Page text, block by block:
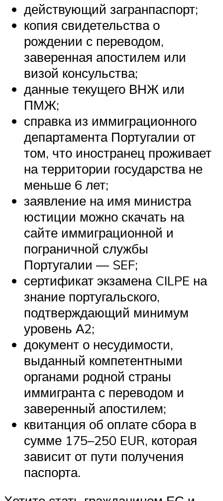
действующий загранпаспорт;
копия свидетельства о
рождении с переводом,
заверенная апостилем или
визой консульства;
данные текущего ВНЖ или
ПМЖ;
справка из иммиграционного
департамента Португалии от
том, что иностранец проживает
на территории государства не
меньше 6 лет;
заявление на имя министра
юстиции можно скачать на
сайте иммиграционной и
пограничной службы
Португалии — SEF;
сертификат экзамена CILPE на
знание португальского,
подтверждающий минимум
уровень А2;
документ о несудимости,
выданный компетентными
органами родной страны
иммигранта с переводом и
заверенный апостилем;
квитанция об оплате сбора в
сумме 175–250 EUR, которая
зависит от пути получения
паспорта.